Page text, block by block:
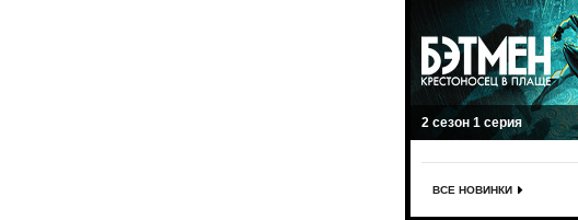
2 сезон 1 серия
ВСЕ НОВИНКИ